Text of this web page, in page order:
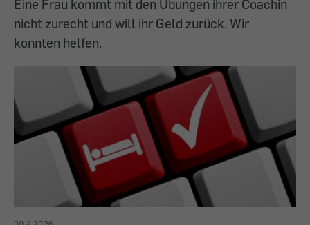
Eine Frau kommt mit den Übungen ihrer Coachin
nicht zurecht und will ihr Geld zurück. Wir
konnten helfen.